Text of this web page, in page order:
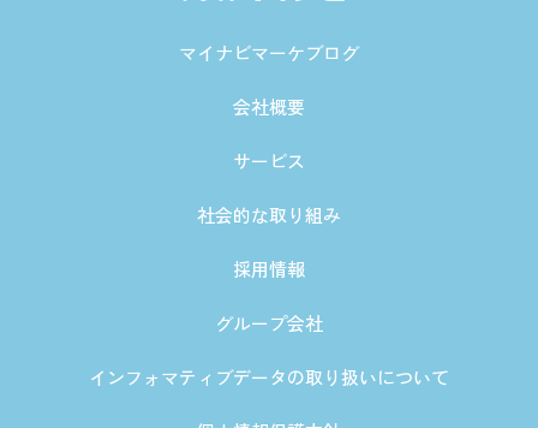
マイナビマーケブログ
会社概要
サービス
社会的な取り組み
採用情報
グループ会社
インフォマティブデータの取り扱いについて